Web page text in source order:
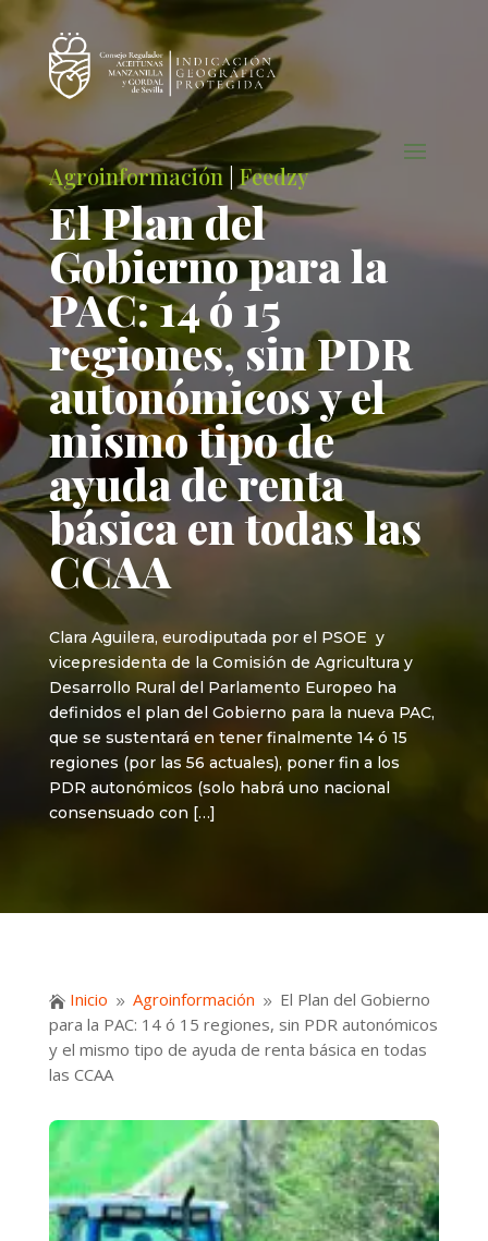
Agroinformación Feedzy
El Plan del
Gobierno para la
PAC: 14 ó 15
regiones, sin PDR
autonómicos y el
mismo tipo de
ayuda de renta
básica en todas las
CCAA
Clara Aguilera, eurodiputada por el PSOE y
vicepresidenta de la Comisión de Agricultura y
Desarrollo Rural del Parlamento Europeo ha
definidos el plan del Gobierno para la nueva PAC,
que se sustentará en tener finalmente 14 ó 15
regiones (por las 56 actuales), poner fin a los
PDR autonómicos (solo habrá uno nacional
consensuado con […]
 Inicio 9 Agroinformación 9 El Plan del Gobierno
para la PAC: 14 ó 15 regiones, sin PDR autonómicos
y el mismo tipo de ayuda de renta básica en todas
las CCAA